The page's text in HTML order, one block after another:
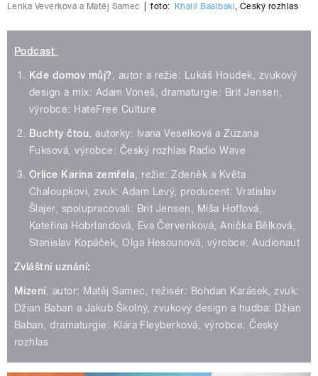
Lenka Veverková a Matěj Samec foto: Khalil Baalbaki, Český rozhlas
Podcast
Kde domov můj?
, autor a režie: Lukáš Houdek, zvukový
design a mix: Adam Voneš, dramaturgie: Brit Jensen,
výrobce: HateFree Culture
Buchty čtou , autorky: Ivana Veselková a Zuzana
Fuksová, výrobce: Český rozhlas Radio Wave
Orlice Karina zemřela , režie: Zdeněk a Květa
Chaloupkovi, zvuk: Adam Levý, producent: Vratislav
Šlajer, spolupracovali: Brit Jensen, Míša Hoffová,
Kateřina Hobrlandová, Eva Červenková, Anička Bělková,
Stanislav Kopáček, Olga Hesounová, výrobce: Audionaut
Zvláštní uznání:
Mizení, autor: Matěj Samec, režisér: Bohdan Karásek, zvuk:
Džian Baban a Jakub Školný, zvukový design a hudba: Džian
Baban, dramaturgie: Klára Fleyberková, výrobce: Český
rozhlas